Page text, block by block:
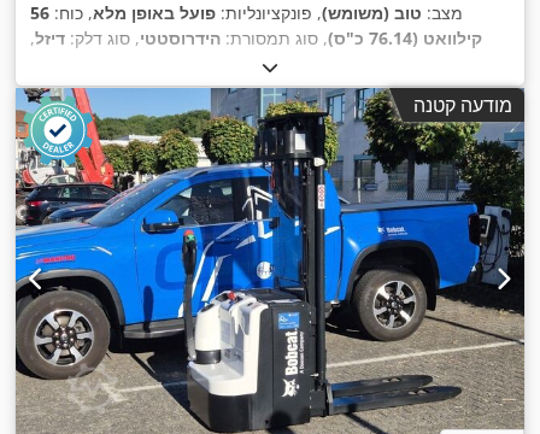
מצב: טוב (משומש), פונקציונליות: פועל באופן מלא, כוח: 56
קילוואט (76.14 כ"ס)
, סוג תמסורת: הידרוסטטי, סוג דלק: דיזל,
4,871 h
, ציוד: קְלָפוֹת מַזְלֵג (forks for pallets), תא נהג,
מודעה קטנה